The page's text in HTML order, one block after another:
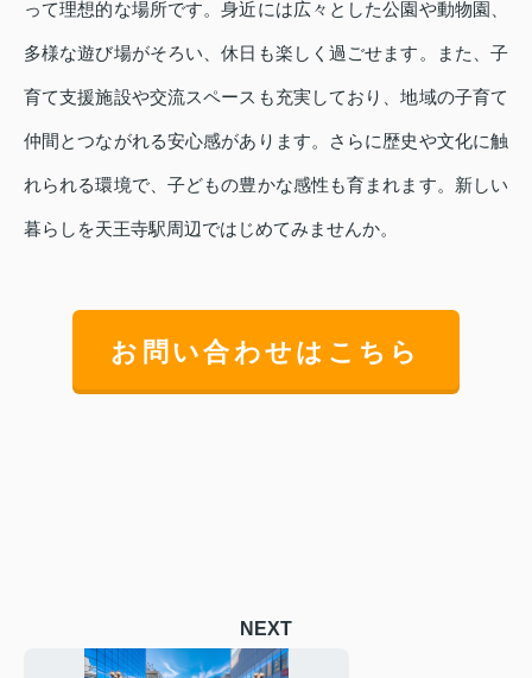
って理想的な場所です。身近には広々とした公園や動物園、
多様な遊び場がそろい、休日も楽しく過ごせます。また、子
育て支援施設や交流スペースも充実しており、地域の子育て
仲間とつながれる安心感があります。さらに歴史や文化に触
れられる環境で、子どもの豊かな感性も育まれます。新しい
暮らしを天王寺駅周辺ではじめてみませんか。
お問い合わせはこちら
NEXT